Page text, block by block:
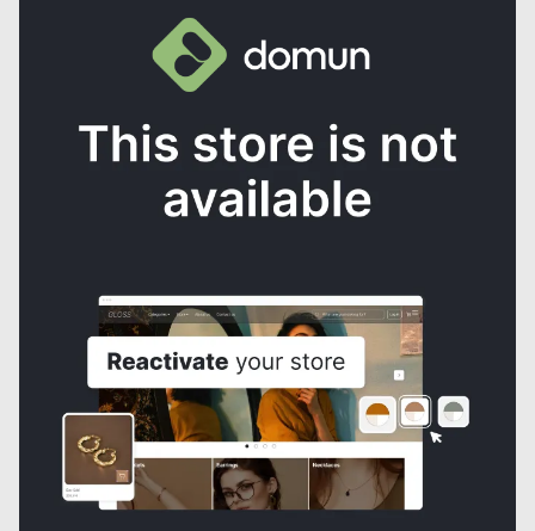
Paquete de Clips Para Toyota 4runner Buches. Original 100 pzas
Caja de Clips 725 Pzas
USD65